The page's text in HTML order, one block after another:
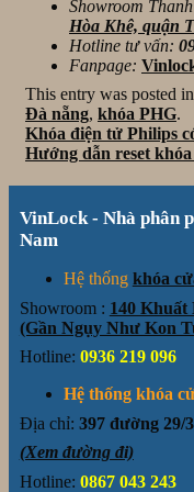
Showroom
Hòa Khê, quận
Hotline tư vấn:
Fanpage:
This entry was posted in
Đà nẵng, khóa PHG.
Khóa điện tử Philips
Hướng dẫn reset
VinLock - Nhà phân
Nam
Hệ thống khóa
Showroom : 140 Khuất
(Gần Ngụy Như Kon
Hotline: 0936 219 096
Hệ thống khóa
Địa chỉ: 397 đường 29/
(Xem đường đi)
Hotline: 0867 043 243